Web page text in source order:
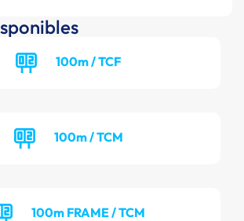
100m / TCF
100m / TCM
100m FRAME / TCM